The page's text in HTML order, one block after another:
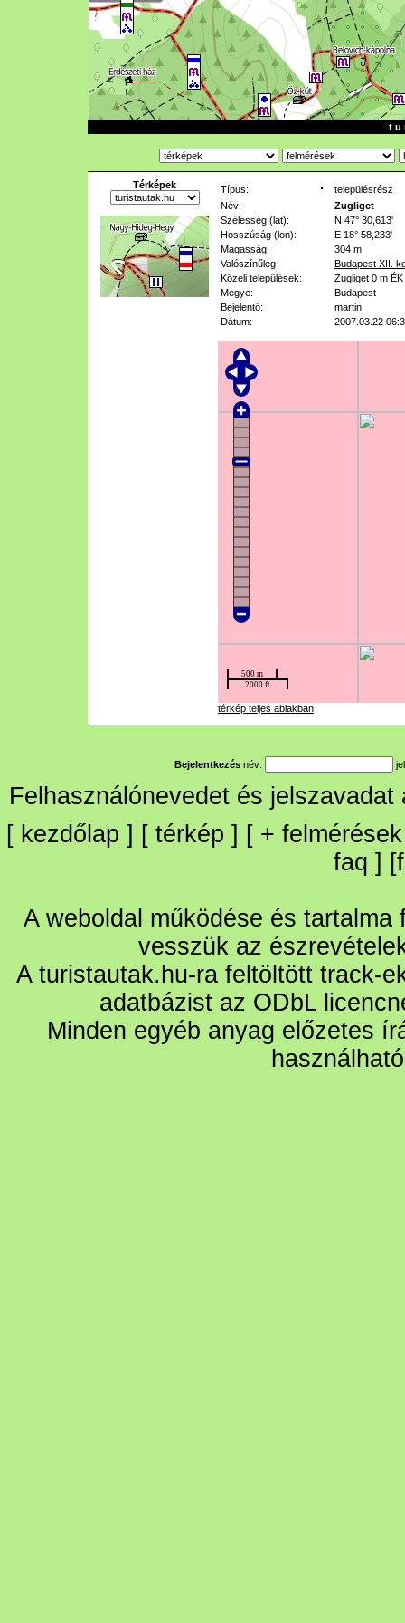
t u
Térképek Típus:
településrész
Név:
Zugliget
Szélesség (lat):
N 47° 30,613'
Hosszúság (lon):
E 18° 58,233'
Magasság:
304 m
Valószínűleg
Budapest XII.
Közeli települések:
Zugliget 0 m ÉK
Megye:
Budapest
Bejelentő:
martin
Dátum:
2007.03.22
térkép teljes ablakban
Bejelentkezés név:
Felhasználónevedet és
[ kezdőlap ] [ térkép ] [ + felmérések
faq ] [
A weboldal működése és
vesszük az
A turistautak.hu-ra feltöltött track-
adatbázist az ODbL
Minden egyéb anyag előzetes